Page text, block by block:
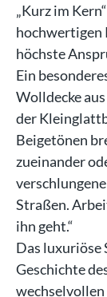
„Kurz im
hochwertigen
höchste
Ein
Wolldecke
der
Beigetönen
zueinander
Straßen.
ihn geht.“
Das
Geschichte